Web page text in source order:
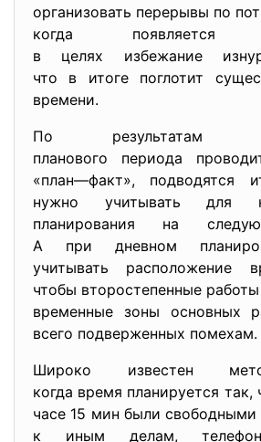
организовать перерывы по
когда появляется
в целях избежание
что в итоге поглотит
времени.
По результатам
планового периода
«план—факт», подводятся
нужно учитывать для
планирования на
А при дневном
учитывать расположение
чтобы второстепенные
временные зоны основных
всего подверженных помехам.
Широко известен
когда время планируется
часе 15 мин были свободными
к иным делам,